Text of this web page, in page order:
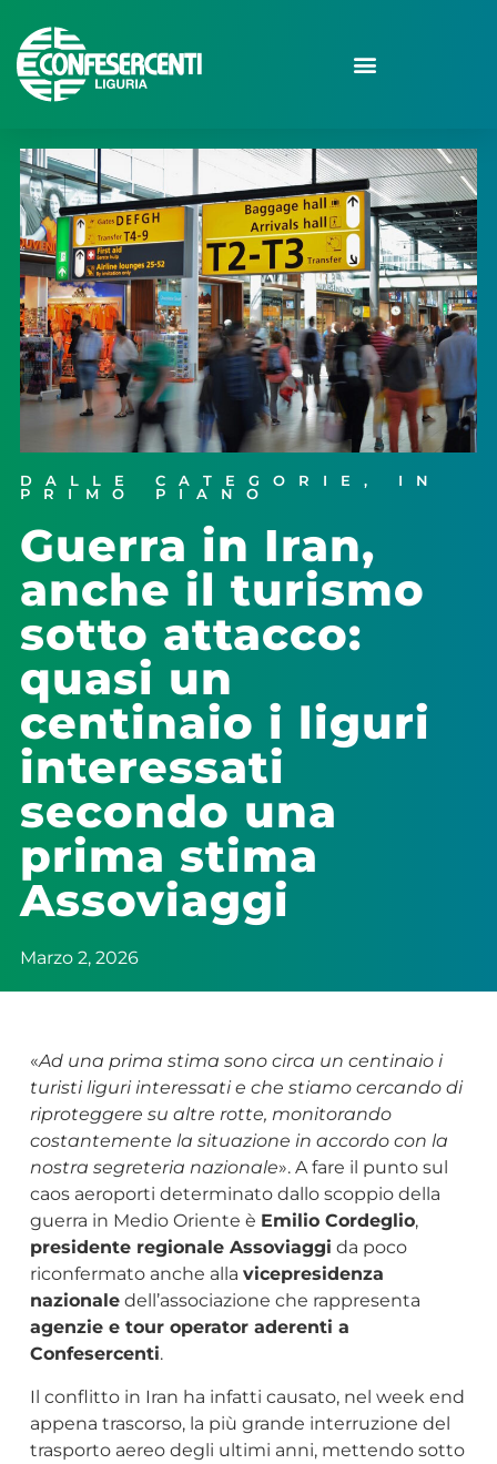
DALLE CATEGORIE , IN
PRIMO PIANO
Guerra in Iran,
anche il turismo
sotto attacco:
quasi un
centinaio i liguri
interessati
secondo una
prima stima
Assoviaggi
Marzo 2, 2026
«Ad una prima stima sono circa un centinaio i
turisti liguri interessati e che stiamo cercando di
riproteggere su altre rotte, monitorando
costantemente la situazione in accordo con la
nostra segreteria nazionale». A fare il punto sul
caos aeroporti determinato dallo scoppio della
guerra in Medio Oriente è Emilio Cordeglio,
presidente regionale Assoviaggi da poco
riconfermato anche alla vicepresidenza
nazionaledell’associazione che rappresenta
agenzie e tour operator aderenti a
Confesercenti.
Il conflitto in Iran ha infatti causato, nel week end
appena trascorso, la più grande interruzione del
trasporto aereo degli ultimi anni, mettendo sotto